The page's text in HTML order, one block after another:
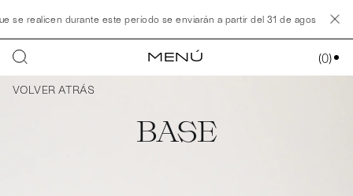
realicen durante este período se enviarán a partir del 31 de agosto.
MENÚ (0)
VOLVER ATRÁS
BASE